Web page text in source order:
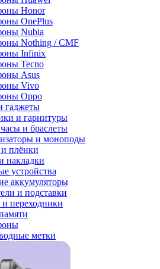
Honor
OnePlus
Nubia
Nothing / CMF
Infinix
Tecno
Asus
Vivo
Oppo
гаджеты
и гарнитуры
и браслеты
и моноподы
плёнки
накладки
устройства
аккумуляторы
и подставки
переходники
метки